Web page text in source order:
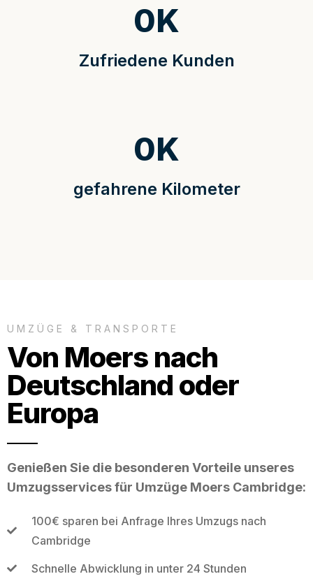
Zufriedene Kunden
0K
gefahrene Kilometer
0K
UMZÜGE & TRANSPORTE
Von Moers nach
Deutschland oder
Europa
Genießen Sie die besonderen Vorteile unseres
Umzugsservices für Umzüge Moers Cambridge:
100€ sparen bei Anfrage Ihres Umzugs nach
Cambridge
Schnelle Abwicklung in unter 24 Stunden